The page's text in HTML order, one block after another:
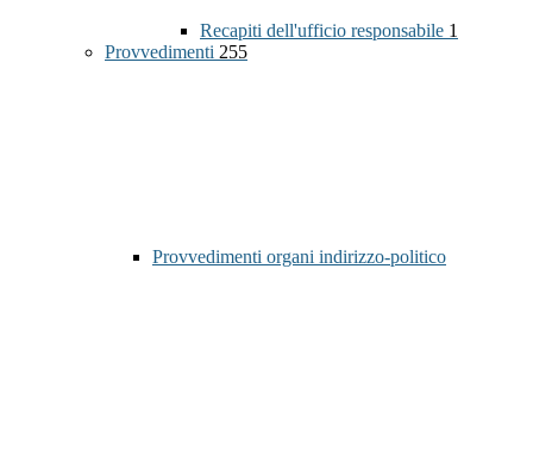
Recapiti dell'ufficio responsabile 1
Provvedimenti 255
Provvedimenti organi indirizzo-politico